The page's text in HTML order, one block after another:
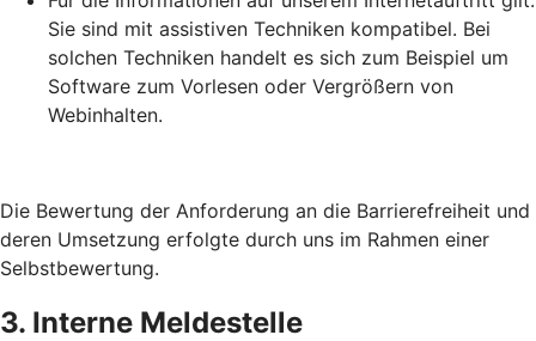
Sie sind mit assistiven Techniken kompatibel. Bei
solchen Techniken handelt es sich zum Beispiel um
Software zum Vorlesen oder Vergrößern von
Webinhalten.
Die Bewertung der Anforderung an die Barrierefreiheit und
deren Umsetzung erfolgte durch uns im Rahmen einer
Selbstbewertung.
3. Interne Meldestelle